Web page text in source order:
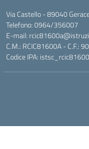
Via Castello - 89040
Telefono: 0964/356007
E-mail:
C.M.: RCIC81600A - C.F.:
Codice IPA: